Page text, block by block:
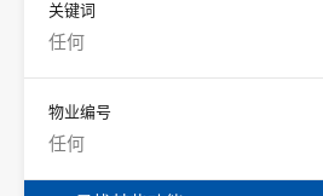
关键词
物业编号